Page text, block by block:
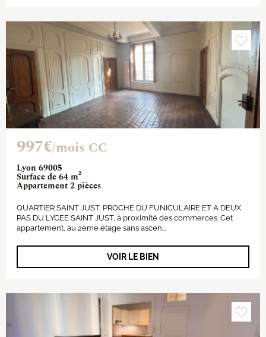
Lyon 69005
Surface de 64 m²
Appartement 2 pièces
997€/mois CC
QUARTIER SAINT JUST, PROCHE DU FUNICULAIRE ET A DEUX
PAS DU LYCEE SAINT JUST, à proximité des commerces. Cet
appartement, au 2ème étage sans ascen...
VOIR LE BIEN